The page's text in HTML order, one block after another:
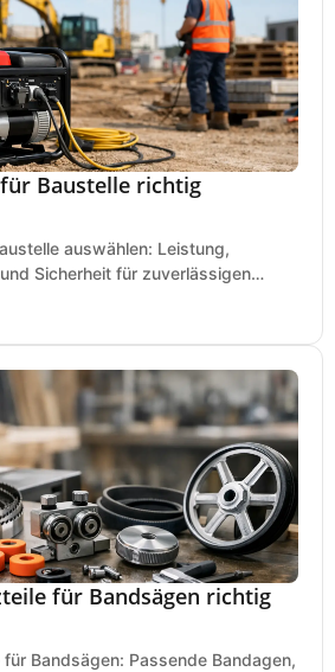
Baustelle richtig
auswählen: Leistung,
Sicherheit für zuverlässigen
für Bandsägen richtig
Bandsägen: Passende Bandagen,